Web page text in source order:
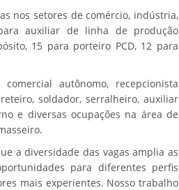
nos setores de comércio, indústria,
auxiliar de linha de produção
15 para porteiro PCD, 12 para
autônomo, recepcionista
soldador, serralheiro, auxiliar
e diversas ocupações na área de
a diversidade das vagas amplia as
para diferentes perfis
mais experientes. Nosso trabalho